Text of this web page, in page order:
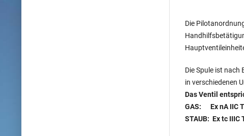
Die
Die Spule ist
in verschiedenen
Das Ventil
GAS: Ex nA IIC
STAUB: Ex tc IIIC